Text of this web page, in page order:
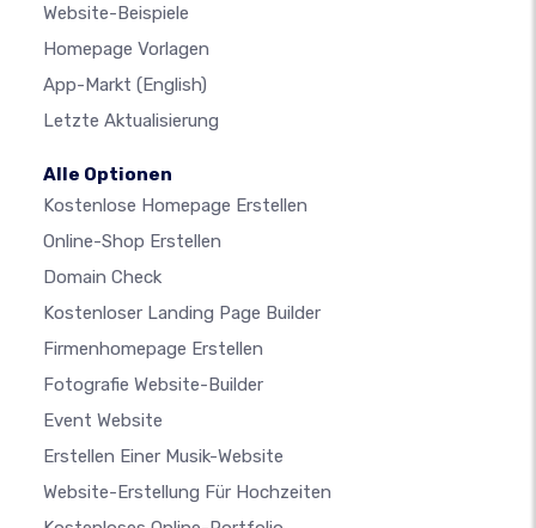
Website-Beispiele
Homepage Vorlagen
App-Markt (English)
Letzte Aktualisierung
Alle Optionen
Kostenlose Homepage Erstellen
Online-Shop Erstellen
Domain Check
Kostenloser Landing Page Builder
Firmenhomepage Erstellen
Fotografie Website-Builder
Event Website
Erstellen Einer Musik-Website
Website-Erstellung Für Hochzeiten